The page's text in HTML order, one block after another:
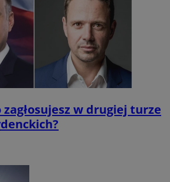
zagłosujesz w drugiej turze